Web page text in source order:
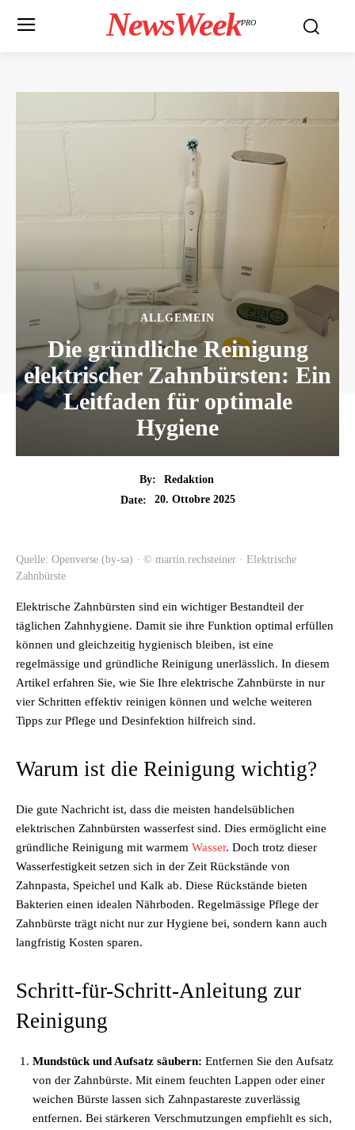
NewsWeekPRO
ALLGEMEIN
Die gründliche Reinigung
elektrischer Zahnbürsten: Ein
Leitfaden für optimale
Hygiene
By:
Redaktion
Date:
20. Ottobre 2025
Quelle: Openverse (by-sa) · © martin.rechsteiner · Elektrische
Zahnbürste
Elektrische Zahnbürsten sind ein wichtiger Bestandteil der
täglichen Zahnhygiene. Damit sie ihre Funktion optimal erfüllen
können und gleichzeitig hygienisch bleiben, ist eine
regelmässige und gründliche Reinigung unerlässlich. In diesem
Artikel erfahren Sie, wie Sie Ihre elektrische Zahnbürste in nur
vier Schritten effektiv reinigen können und welche weiteren
Tipps zur Pflege und Desinfektion hilfreich sind.
Warum ist die Reinigung wichtig?
Die gute Nachricht ist, dass die meisten handelsüblichen
elektrischen Zahnbürsten wasserfest sind. Dies ermöglicht eine
gründliche Reinigung mit warmem Wasser. Doch trotz dieser
Wasserfestigkeit setzen sich in der Zeit Rückstände von
Zahnpasta, Speichel und Kalk ab. Diese Rückstände bieten
Bakterien einen idealen Nährboden. Regelmässige Pflege der
Zahnbürste trägt nicht nur zur Hygiene bei, sondern kann auch
langfristig Kosten sparen.
Schritt-für-Schritt-Anleitung zur
Reinigung
Mundstück und Aufsatz säubern: Entfernen Sie den Aufsatz
von der Zahnbürste. Mit einem feuchten Lappen oder einer
weichen Bürste lassen sich Zahnpastareste zuverlässig
entfernen. Bei stärkeren Verschmutzungen empfiehlt es sich,